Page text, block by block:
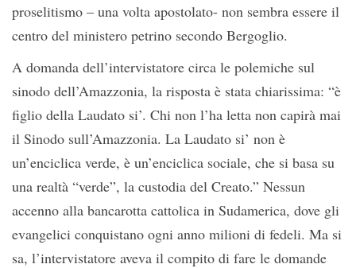
proselitismo – una volta apostolato- non sembra essere il
centro del ministero petrino secondo Bergoglio.
A domanda dell’intervistatore circa le polemiche sul
sinodo dell’Amazzonia, la risposta è stata chiarissima: “è
figlio della Laudato si’. Chi non l’ha letta non capirà mai
il Sinodo sull’Amazzonia. La Laudato si’ non è
un’enciclica verde, è un’enciclica sociale, che si basa su
una realtà “verde”, la custodia del Creato.” Nessun
accenno alla bancarotta cattolica in Sudamerica, dove gli
evangelici conquistano ogni anno milioni di fedeli. Ma si
sa, l’intervistatore aveva il compito di fare le domande